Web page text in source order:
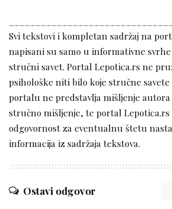
Svi tekstovi i kompletan sadržaj na
napisani su samo u informativne
stručni savet. Portal Lepotica.rs ne
psihološke niti bilo koje stručne
portalu ne predstavlja mišljenje autora
stručno mišljenje, te portal
odgovornost za eventualnu štetu
informacija iz sadržaja tekstova.
Ostavi odgovor